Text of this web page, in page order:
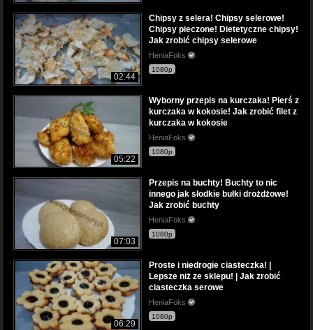
02:44
Chipsy z selera! Chipsy selerowe!
Chipsy pieczone! Dietetyczne chipsy!
Jak zrobić chipsy selerowe
HeniaFoks
1080p
05:22
Wyborny przepis na kurczaka! Pierś z
kurczaka w kokosie! Jak zrobić filet z
kurczaka w kokosie
HeniaFoks
1080p
07:03
Przepis na buchty! Buchty to nic
innego jak słodkie bułki drożdżowe!
Jak zrobić buchty
HeniaFoks
1080p
06:29
Proste i niedrogie ciasteczka! |
Lepsze niż ze sklepu! | Jak zrobić
ciasteczka serowe
HeniaFoks
1080p